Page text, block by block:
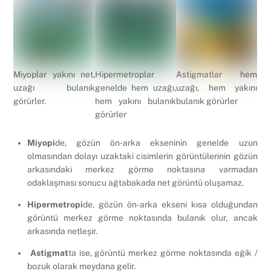
Miyoplar yakını net,
uzağı bulanık
görürler.
Hipermetroplar
genelde hem uzağı,
hem yakını bulanık
görürler
Astigmatlar hem
uzağı, hem yakını
bulanık görürler
Miyopide, gözün ön-arka ekseninin genelde uzun
olmasından dolayı uzaktaki cisimlerin görüntülerinin gözün
arkasındaki merkez görme noktasına varmadan
odaklaşması sonucu ağtabakada net görüntü oluşamaz.
Hipermetropide, gözün ön-arka ekseni kısa olduğundan
görüntü merkez görme noktasında bulanık olur, ancak
arkasında netleşir.
Astigmatta ise, görüntü merkez görme noktasında eğik /
bozuk olarak meydana gelir.